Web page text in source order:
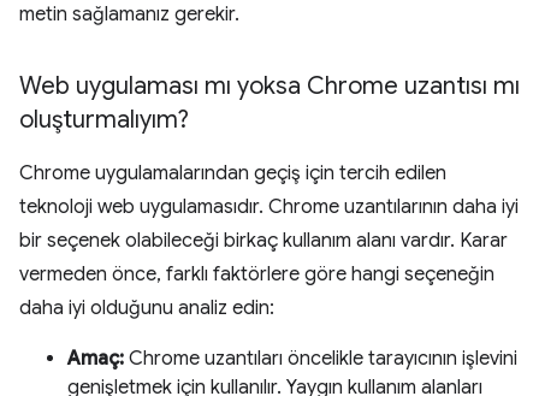
metin sağlamanız gerekir.
Web uygulaması mı yoksa Chrome uzantısı mı
oluşturmalıyım?
Chrome uygulamalarından geçiş için tercih edilen
teknoloji web uygulamasıdır. Chrome uzantılarının daha iyi
bir seçenek olabileceği birkaç kullanım alanı vardır. Karar
vermeden önce, farklı faktörlere göre hangi seçeneğin
daha iyi olduğunu analiz edin:
Amaç: Chrome uzantıları öncelikle tarayıcının işlevini
genişletmek için kullanılır. Yaygın kullanım alanları